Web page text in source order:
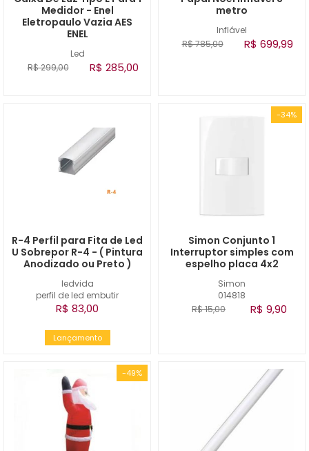
Led
Medidor - Enel
Eletropaulo Vazia AES
ENEL
R$ 299,00 R$ 285,00
Inflável
metro
R$ 785,00 R$ 699,99
ledvida
perfil de led embutir
R-4 Perfil para Fita de Led
U Sobrepor R-4 - ( Pintura
Anodizado ou Preto )
R$ 83,00
Lançamento
-34%
Simon
014818
Simon Conjunto 1
Interruptor simples com
espelho placa 4x2
R$ 15,00 R$ 9,90
-49%